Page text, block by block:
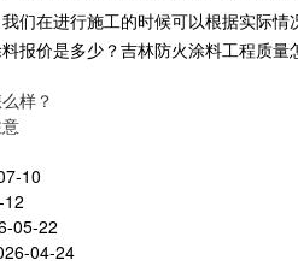
们在进行施工的时候可以根据实际
报价是多少？吉林防火涂料工程质
样？
10
05-22
04-24